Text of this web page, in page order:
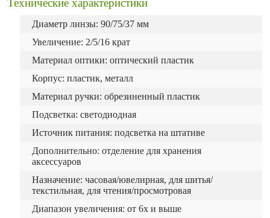
Технические характеристики
Диаметр линзы: 90/75/37 мм
Увеличение: 2/5/16 крат
Материал оптики: оптический пластик
Корпус: пластик, металл
Материал ручки: обрезиненный пластик
Подсветка: светодиодная
Источник питания: подсветка на штативе
Дополнительно: отделение для хранения
аксессуаров
Назначение: часовая/ювелирная, для шитья/
текстильная, для чтения/просмотровая
Диапазон увеличения: от 6х и выше